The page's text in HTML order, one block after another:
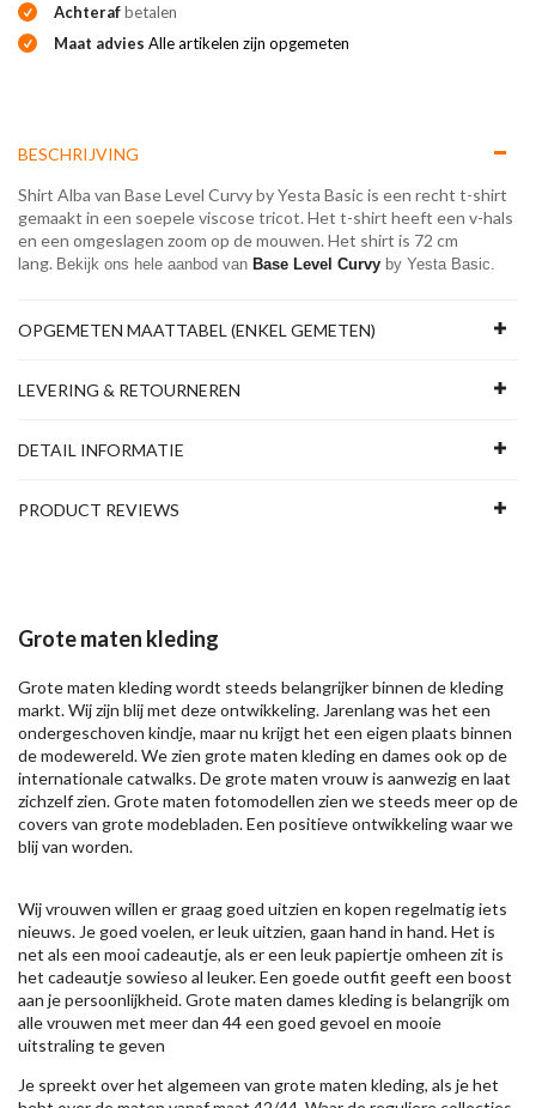
Achterafbetalen
Maat advies Alle artikelen zijn opgemeten
BESCHRIJVING
Shirt Alba van Base Level Curvy by Yesta Basic is een recht t-shirt
gemaakt in een soepele viscose tricot. Het t-shirt heeft een v-hals
en een omgeslagen zoom op de mouwen. Het shirt is 72 cm
lang. Bekijk ons hele aanbod van Base Level Curvy by Yesta Basic.
OPGEMETEN MAATTABEL (ENKEL GEMETEN)
LEVERING & RETOURNEREN
DETAIL INFORMATIE
PRODUCT REVIEWS
Grote maten kleding
Grote maten kleding wordt steeds belangrijker binnen de kleding
markt. Wij zijn blij met deze ontwikkeling. Jarenlang was het een
ondergeschoven kindje, maar nu krijgt het een eigen plaats binnen
de modewereld. We zien grote maten kleding en dames ook op de
internationale catwalks. De grote maten vrouw is aanwezig en laat
zichzelf zien. Grote maten fotomodellen zien we steeds meer op de
covers van grote modebladen. Een positieve ontwikkeling waar we
blij van worden.
Wij vrouwen willen er graag goed uitzien en kopen regelmatig iets
nieuws. Je goed voelen, er leuk uitzien, gaan hand in hand. Het is
net als een mooi cadeautje, als er een leuk papiertje omheen zit is
het cadeautje sowieso al leuker. Een goede outfit geeft een boost
aan je persoonlijkheid. Grote maten dames kleding is belangrijk om
alle vrouwen met meer dan 44 een goed gevoel en mooie
uitstraling te geven
Je spreekt over het algemeen van grote maten kleding, als je het